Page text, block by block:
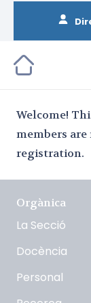
Welcome!
members
registration.
Orgànica
La Secció
Docència
Personal